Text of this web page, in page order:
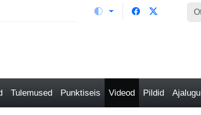
Tulemused Punktiseis Videod Pildid Ajalugu